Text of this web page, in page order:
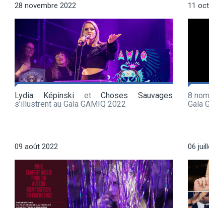
28 novembre 2022
Lydia KépinskietChoses Sauvages
s'illustrent au Gala GAMIQ 2022
11
8
Gala
09 août 2022 06